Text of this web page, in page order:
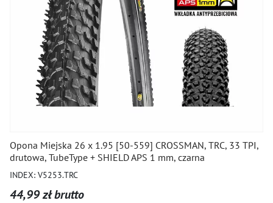
Opona Miejska 26 x 1.95 [50-559] CROSSMAN, TRC, 33 TPI,
drutowa, TubeType + SHIELD APS 1 mm, czarna
INDEX: V5253.TRC
44,99 zł brutto